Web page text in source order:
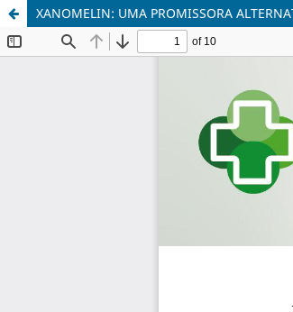
XANOMELIN: UMA PROMISSORA